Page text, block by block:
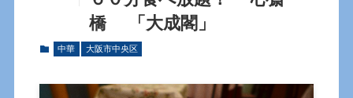
橋 「大成閣」
中華 大阪市中央区